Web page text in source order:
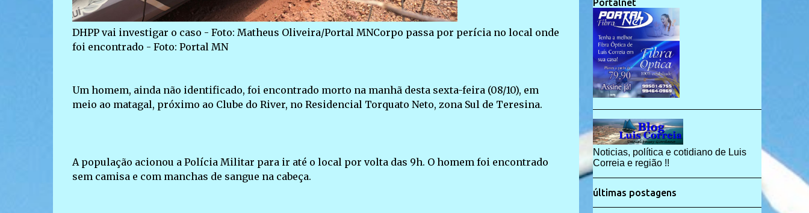
DHPP vai investigar o caso - Foto: Matheus Oliveira/Portal MNCorpo passa por perícia no local onde
foi encontrado - Foto: Portal MN
Um homem, ainda não identificado, foi encontrado morto na manhã desta sexta-feira (08/10), em
meio ao matagal, próximo ao Clube do River, no Residencial Torquato Neto, zona Sul de Teresina.
A população acionou a Polícia Militar para ir até o local por volta das 9h. O homem foi encontrado
sem camisa e com manchas de sangue na cabeça.
Portalnet
Noticias, política e cotidiano de Luis
Correia e região !!
últimas postagens